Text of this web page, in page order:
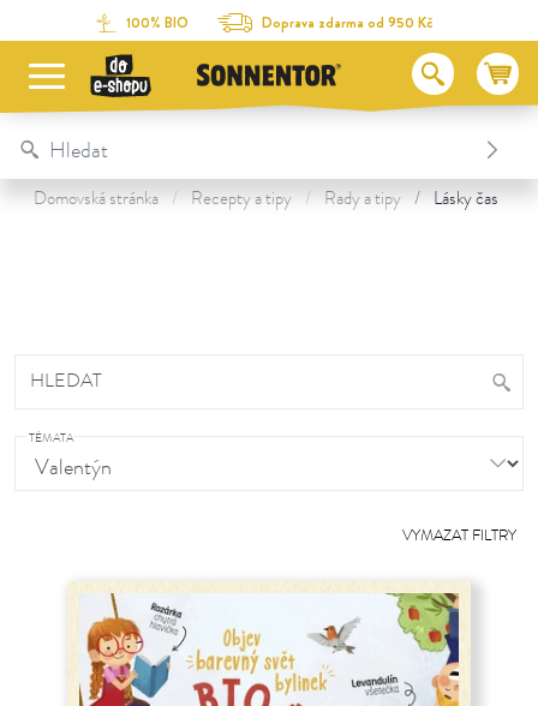
Na obsah stránky
Na seznam obsahu
100% BIO Doprava zdarma od 950 Kč
Table Of Content
Domovská stránka Recepty a tipy Rady a tipy Lásky čas
HLEDAT
TÉMATA
VYMAZAT FILTRY